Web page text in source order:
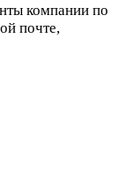
компании по
почте,